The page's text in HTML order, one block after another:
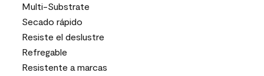
Multi-Substrate
Secado rápido
Resiste el deslustre
Refregable
Resistente a marcas